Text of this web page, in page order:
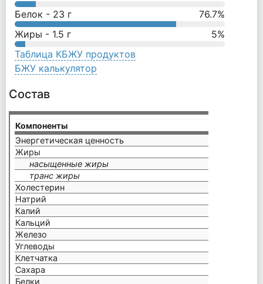
Белок - 23 г 76.7%
Жиры - 1.5 г 5%
Таблица КБЖУ продуктов
БЖУ калькулятор
Состав
Компоненты
Энергетическая ценность
Жиры
насыщенные жиры
транс жиры
Холестерин
Натрий
Калий
Кальций
Железо
Углеводы
Клетчатка
Сахара
Белки